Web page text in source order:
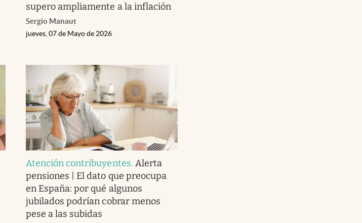
supero ampliamente a la inflación
Sergio Manaut
jueves, 07 de Mayo de 2026
Atención contribuyentes. Alerta
pensiones | El dato que preocupa
en España: por qué algunos
jubilados podrían cobrar menos
pese a las subidas